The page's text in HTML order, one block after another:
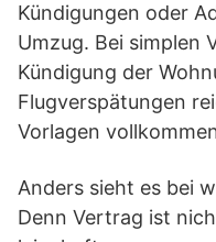
Kündigungen oder
Umzug. Bei simplen
Kündigung der
Flugverspätungen
Vorlagen
Anders sieht es bei
Denn Vertrag ist